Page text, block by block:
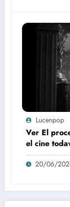
Lucenpop
Ver El
el cine
del
20/06/